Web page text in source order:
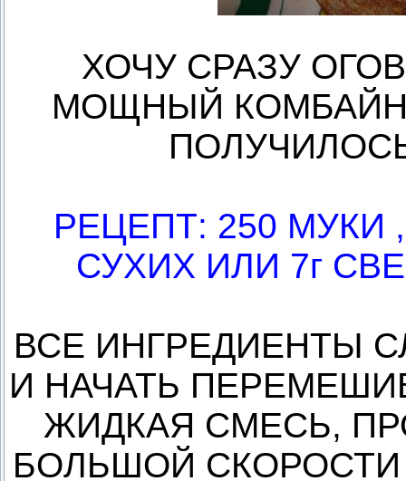
ХОЧУ СРАЗУ
МОЩНЫЙ
РЕЦЕПТ: 250 МУКИ
СУХИХ ИЛИ 7г
ВСЕ ИНГРЕДИЕНТЫ
И НАЧАТЬ
ЖИДКАЯ СМЕСЬ,
БОЛЬШОЙ СКОРОСТИ